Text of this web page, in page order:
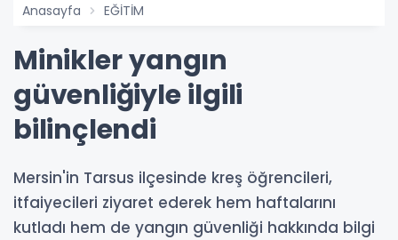
Anasayfa EĞİTİM
Minikler yangın
güvenliğiyle ilgili
bilinçlendi
Mersin'in Tarsus ilçesinde kreş öğrencileri,
itfaiyecileri ziyaret ederek hem haftalarını
kutladı hem de yangın güvenliği hakkında bilgi